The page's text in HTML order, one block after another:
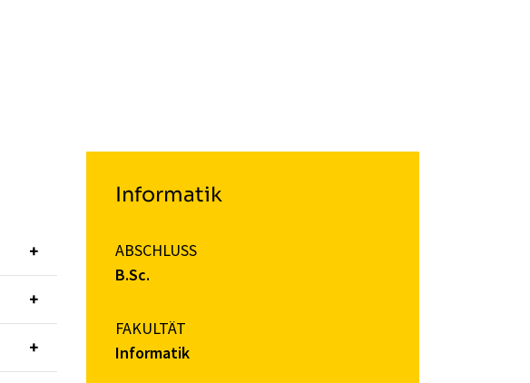
Informatik
ABSCHLUSS
B.Sc.
FAKULTÄT
Informatik